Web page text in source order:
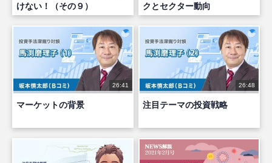
けない！（その９）
クとセクター動向
26:41
マーケットの背景
26:48
注目テーマの投資戦略